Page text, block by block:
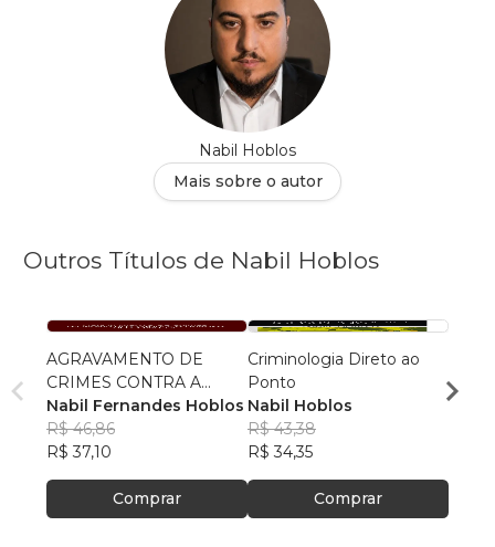
Nabil Hoblos
Mais sobre o autor
Outros Títulos de Nabil Hoblos
AGRAVAMENTO DE
CRIMES CONTRA A
MULHER: FEMINICÍDIO,
LEI MARIA DA PENHA, E
O AGRAVO DESSE
CRIME COM A
PANDEMIA DO COVID
19
Nabil Fernandes Hoblos
R$ 46,86
R$ 37,10
Comprar
Criminologia Direto ao
Ponto
Nabil Hoblos
R$ 43,38
R$ 34,35
Comprar
Nabil